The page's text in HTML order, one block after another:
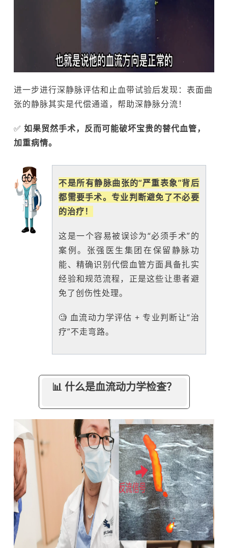
进一步进行深静脉评估和止血带试验后发现：表面曲
张的静脉其实是代偿通道，帮助深静脉分流！
✅如果贸然手术，反而可能破坏宝贵的替代血管，
加重病情。
不是所有静脉曲张的“严重表象”背后
都需要手术。专业判断避免了不必要
的治疗！
这是一个容易被误诊为“必须手术”的
案例。张强医生集团在保留静脉功
能、精确识别代偿血管方面具备扎实
经验和规范流程，正是这些让患者避
免了创伤性处理。
🧐 血流动力学评估 + 专业判断让“治
疗”不走弯路。
📊 什么是血流动力学检查？